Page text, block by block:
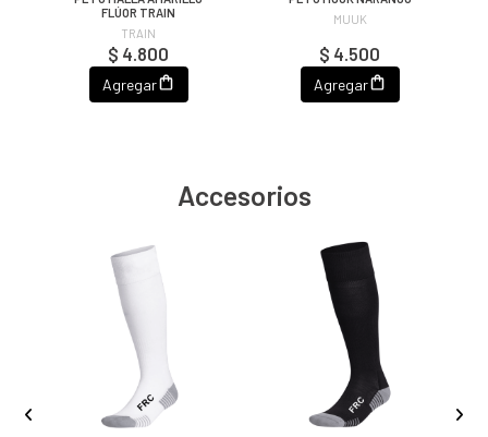
FLÚOR TRAIN
TRAIN
$ 4.800
Agregar
MUUK
$ 4.500
Agregar
Accesorios